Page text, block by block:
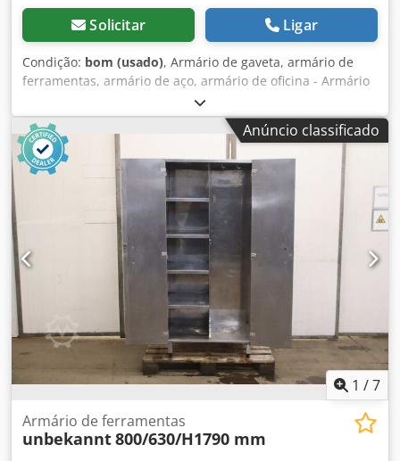
Solicitar Ligar
Condição: bom (usado), Armário de gaveta, armário de
ferramentas, armário de aço, armário de oficina - Armário
de ferramentas: armário de aço com gaveta e prateleira
intermediária -Largura: 500 mm -profundidade: 400 mm -
Altura: 970 mm - Porta: trancável, sem fechadura Credpfx
Aog U Nbmeh Tof -Peso: 36 kg
Anúncio classificado
1 /7
Armário de ferramentas
unbekannt800/630/H1790 mm